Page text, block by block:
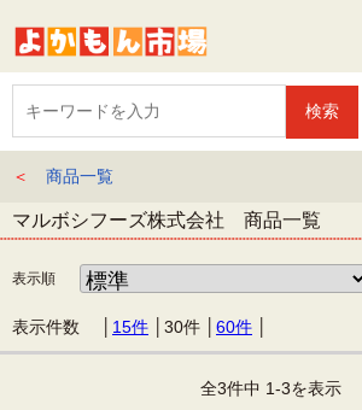
＜ 商品一覧
マルボシフーズ株式会社 商品一覧
表示順
表示件数 │ 15件 30件 60件
全3件中 1-3を表示